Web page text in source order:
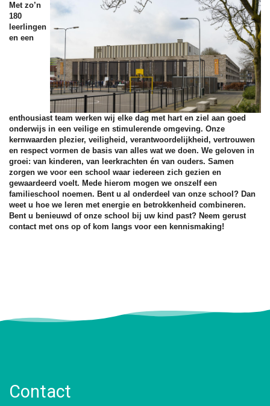
Met zo’n
180
leerlingen
en een
enthousiast team werken wij elke dag met hart en ziel aan goed
onderwijs in een veilige en stimulerende omgeving. Onze
kernwaarden plezier, veiligheid, verantwoordelijkheid, vertrouwen
en respect vormen de basis van alles wat we doen. We geloven in
groei: van kinderen, van leerkrachten én van ouders. Samen
zorgen we voor een school waar iedereen zich gezien en
gewaardeerd voelt. Mede hierom mogen we onszelf een
familieschool noemen. Bent u al onderdeel van onze school? Dan
weet u hoe we leren met energie en betrokkenheid combineren.
Bent u benieuwd of onze school bij uw kind past? Neem gerust
contact met ons op of kom langs voor een kennismaking!
Contact